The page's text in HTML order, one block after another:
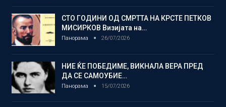
СТО ГОДИНИ ОД СМРТТА НА КРСТЕ ПЕТКОВ
МИСИРКОВ Визијата на…
Панорама 26/07/2026
НИЕ ЌЕ ПОБЕДИМЕ, ВИКНАЛА ВЕРА ПРЕД
ДА СЕ САМОУБИЕ…
Панорама 15/07/2026